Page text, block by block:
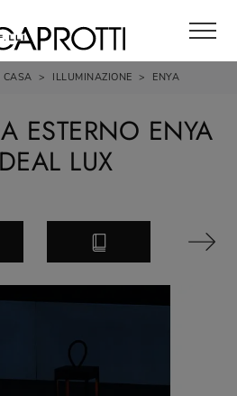
CASA > ILLUMINAZIONE > ENYA
ESTERNO ENYA
LUX